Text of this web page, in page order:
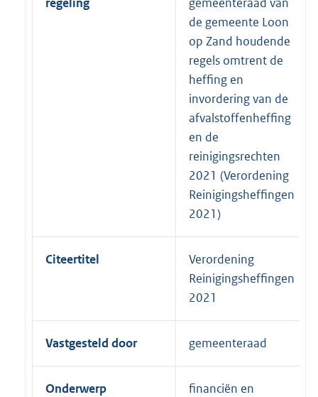
de gemeente Loon
op Zand houdende
regels omtrent de
heffing en
invordering van de
afvalstoffenheffing
en de
reinigingsrechten
2021 (Verordening
Reinigingsheffingen
2021)
Citeertitel
Verordening
Reinigingsheffingen
2021
Vastgesteld door gemeenteraad
Onderwerp
financiën en